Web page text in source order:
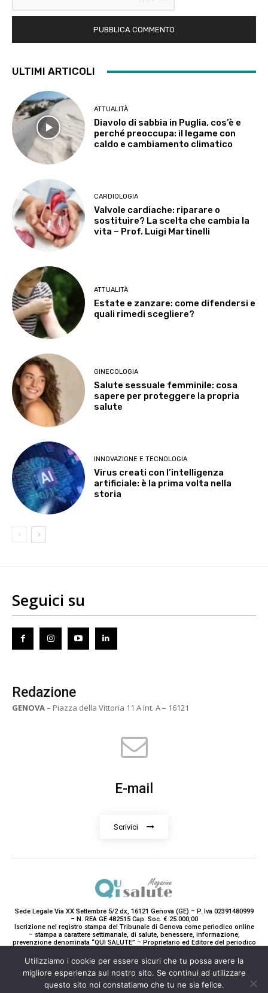
ULTIMI ARTICOLI
ATTUALITÀ
Diavolo di sabbia in Puglia, cos’è e
perché preoccupa: il legame con
caldo e cambiamento climatico
CARDIOLOGIA
Valvole cardiache: riparare o
sostituire? La scelta che cambia la
vita – Prof. Luigi Martinelli
ATTUALITÀ
Estate e zanzare: come difendersi e
quali rimedi scegliere?
GINECOLOGIA
Salute sessuale femminile: cosa
sapere per proteggere la propria
salute
INNOVAZIONE E TECNOLOGIA
Virus creati con l’intelligenza
artificiale: è la prima volta nella
storia
Seguici su
Redazione
GENOVA– Piazza della Vittoria 11 A Int. A – 16121
E-mail
Scrivici
Sede Legale Via XX Settembre 5/2 dx, 16121 Genova (GE) – P. Iva 02391480999
– N. REA GE 482515 Cap. Soc. € 25.000,00
Iscrizione nel registro stampa del Tribunale di Genova come periodico online
– stampa a carattere settimanale, di salute, benessere, informazione,
prevenzione denominata “QUI SALUTE” – Proprietario ed Editore del periodico
Paola Gavarone. (Iscrizione registro stampa R.V. 5663/2020 Reg. Stampa
N.14/2020 Cron. 890/2020).
2020-2025© Teddy Luxury SRL
Utilizziamo i cookie per essere sicuri che tu possa avere la
migliore esperienza sul nostro sito. Se continui ad utilizzare
questo sito noi constatiamo che tu ne sia felice.